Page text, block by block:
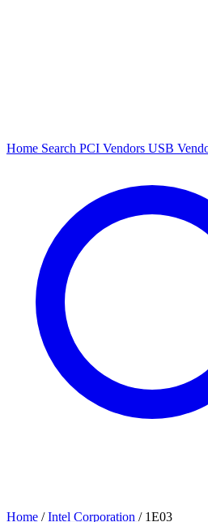
Home Search PCI Vendors USB
Home / Intel Corporation / 1E03